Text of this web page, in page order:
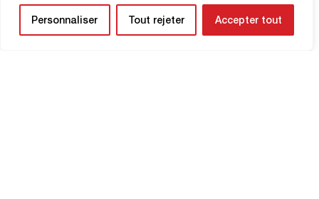
Personnaliser Tout rejeter Accepter tout